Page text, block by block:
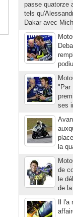
passe quatorze
tels
Dakar avec
"Par
ses
la
de
le
de
Il